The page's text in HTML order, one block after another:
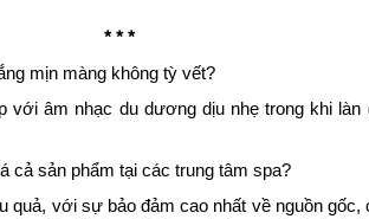
* * *
mịn màng không tỳ vết?
âm nhạc du dương dịu nhẹ trong khi
cả sản phẩm tại các trung tâm spa?
quả, với sự bảo đảm cao nhất về nguồn